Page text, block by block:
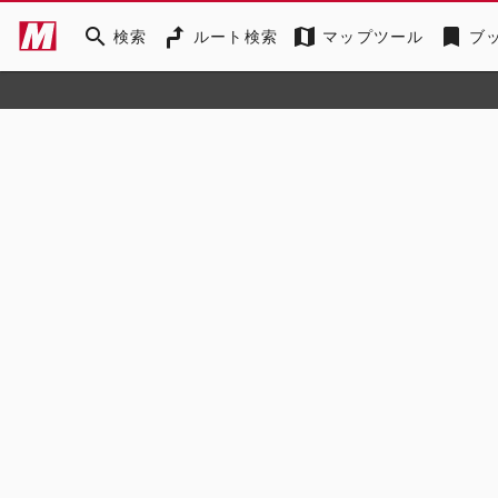
search 検索 ルート検索 map マップツール bookmark ブ